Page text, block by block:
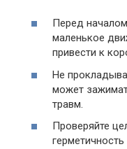
Перед
маленькое
привести к
Не
может
травм.
Проверяйте